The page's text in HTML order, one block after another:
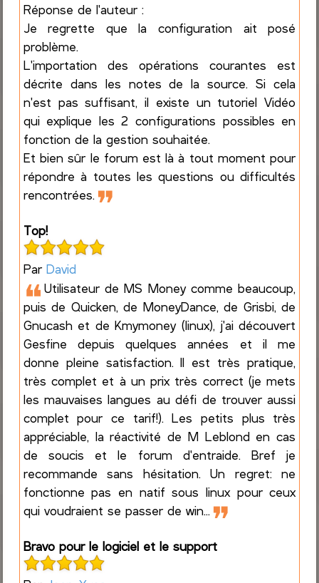
Réponse de l'auteur :
Je regrette que la configuration ait posé
problème.
L'importation des opérations courantes est
décrite dans les notes de la source. Si cela
n'est pas suffisant, il existe un tutoriel Vidéo
qui explique les 2 configurations possibles en
fonction de la gestion souhaitée.
Et bien sûr le forum est là à tout moment pour
répondre à toutes les questions ou difficultés
rencontrées. ❞
Top!
Par David
❝Utilisateur de MS Money comme beaucoup,
puis de Quicken, de MoneyDance, de Grisbi, de
Gnucash et de Kmymoney (linux), j'ai découvert
Gesfine depuis quelques années et il me
donne pleine satisfaction. Il est très pratique,
très complet et à un prix très correct (je mets
les mauvaises langues au défi de trouver aussi
complet pour ce tarif!). Les petits plus très
appréciable, la réactivité de M Leblond en cas
de soucis et le forum d'entraide. Bref je
recommande sans hésitation. Un regret: ne
fonctionne pas en natif sous linux pour ceux
qui voudraient se passer de win... ❞
Bravo pour le logiciel et le support